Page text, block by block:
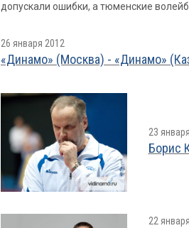
допускали ошибки, а тюменские
26 января 2012
«Динамо» (Москва) - «Динамо»
23
Борис
22